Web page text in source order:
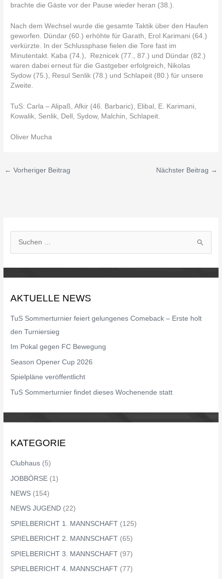
brachte die Gäste vor der Pause wieder heran (38.).
Nach dem Wechsel wurde die gesamte Taktik über den Haufen
geworfen. Dündar (60.) erhöhte für Garath, Erol Karimani (64.)
verkürzte. In der Schlussphase fielen die Tore fast im
Minutentakt. Kaba (74.), Reznicek (77., 87.) und Dündar (82.)
waren dabei erneut für die Gastgeber erfolgreich, Nikolas
Sydow (75.), Resul Senlik (78.) und Schlapeit (80.) für unsere
Zweite.
TuS: Carla – Alipaß, Afkir (46. Barbaric), Elibal, E. Karimani,
Kowalik, Senlik, Dell, Sydow, Malchin, Schlapeit.
Oliver Mucha
← Vorheriger Beitrag Nächster Beitrag →
e
h
:
AKTUELLE NEWS
TuS Sommerturnier feiert gelungenes Comeback – Erste holt
den Turniersieg
Im Pokal gegen FC Bewegung
Season Opener Cup 2026
Spielpläne veröffentlicht
TuS Sommerturnier findet dieses Wochenende statt
KATEGORIE
Clubhaus (5)
JOBBÖRSE (1)
NEWS (154)
NEWS JUGEND (22)
SPIELBERICHT 1. MANNSCHAFT (125)
SPIELBERICHT 2. MANNSCHAFT (65)
SPIELBERICHT 3. MANNSCHAFT (97)
SPIELBERICHT 4. MANNSCHAFT (77)